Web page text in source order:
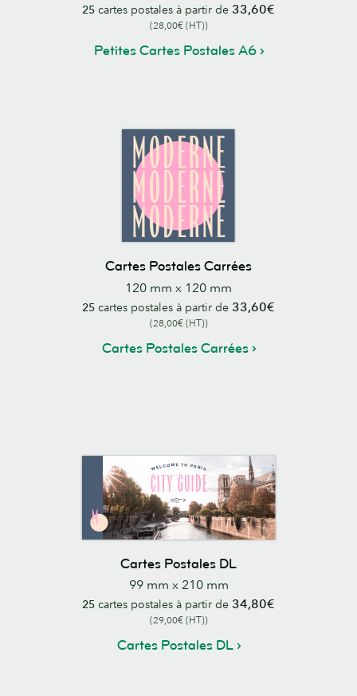
25 cartes postales à partir de 33,60€
(28,00€ (HT))
Petites Cartes Postales A6
Cartes Postales Carrées
120 mm x 120 mm
25 cartes postales à partir de 33,60€
(28,00€ (HT))
Cartes Postales Carrées
Cartes Postales DL
99 mm x 210 mm
25 cartes postales à partir de 34,80€
(29,00€ (HT))
Cartes Postales DL